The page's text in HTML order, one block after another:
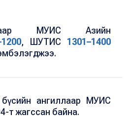
МУИС Азийн
, ШУТИС 1301–1400
ангиллаар МУИС
т жагссан байна.